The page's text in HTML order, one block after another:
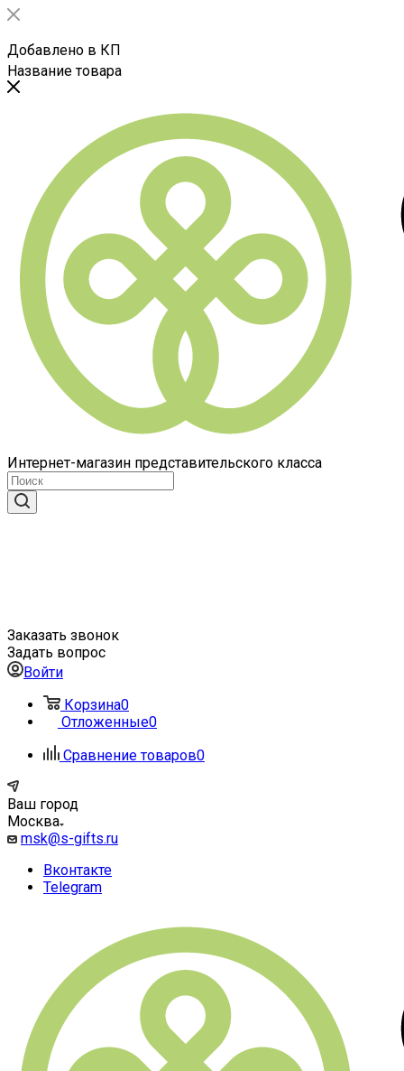
Добавлено в КП
Название товара
Интернет-магазин представительского класса
Заказать звонок
Задать вопрос
Войти
Корзина0
Отложенные0
Сравнение товаров0
Ваш город
Москва
msk@s-gifts.ru
Вконтакте
Telegram